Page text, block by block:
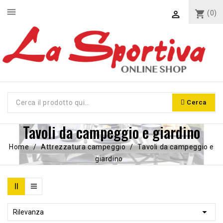
shopping_cart (0)

Cerca
menu
Tavoli da campeggio e giardino
Home Attrezzatura campeggio
Tavoli da campeggio e
giardino
Rilevanza 